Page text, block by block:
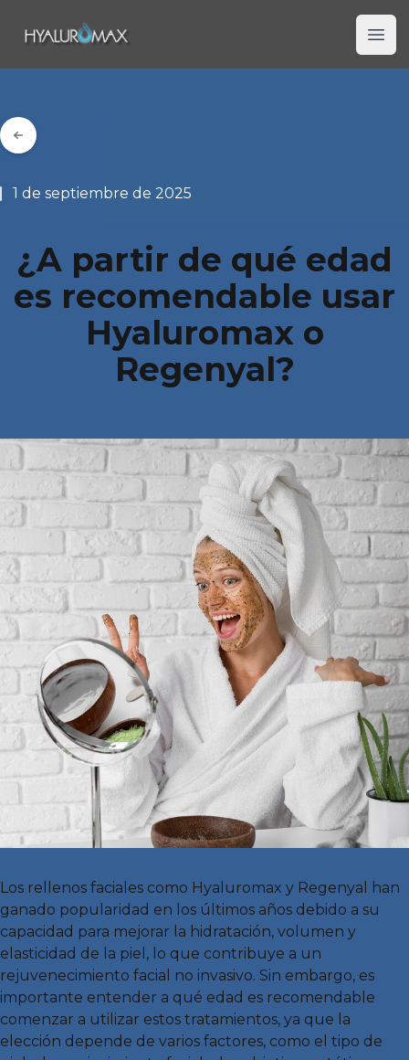
Hyaluromax
1 de septiembre de 2025
¿A partir de qué edad
es recomendable usar
Hyaluromax o
Regenyal?
Los rellenos faciales como Hyaluromax y Regenyal han
ganado popularidad en los últimos años debido a su
capacidad para mejorar la hidratación, volumen y
elasticidad de la piel, lo que contribuye a un
rejuvenecimiento facial no invasivo. Sin embargo, es
importante entender a qué edad es recomendable
comenzar a utilizar estos tratamientos, ya que la
elección depende de varios factores, como el tipo de